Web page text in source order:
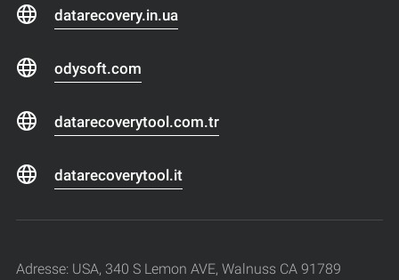
datarecovery.in.ua
odysoft.com
datarecoverytool.com.tr
datarecoverytool.it
Adresse: USA, 340 S Lemon AVE, Walnuss CA 91789